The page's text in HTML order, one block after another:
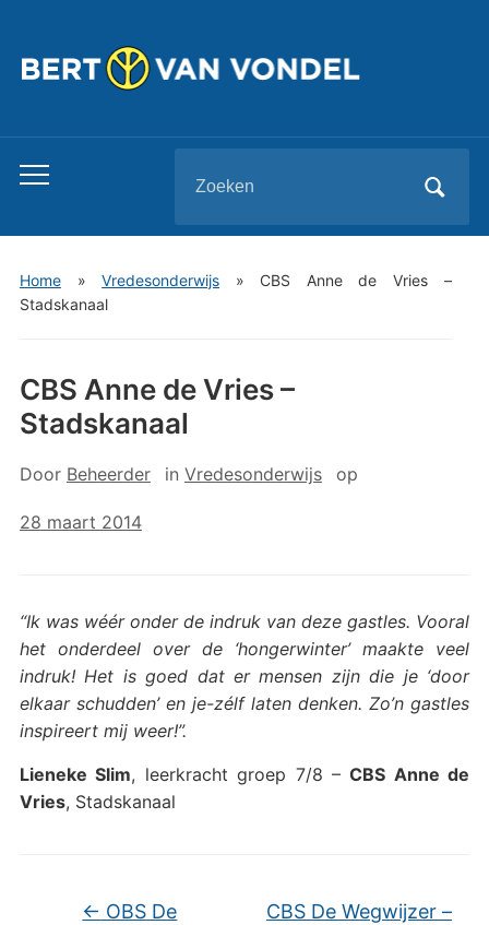
Toggle
menu
naar:
Home»Vredesonderwijs » CBS Anne de Vries –
Stadskanaal
CBS Anne de Vries –
Stadskanaal
Door Beheerder in Vredesonderwijs op
28 maart 2014
“Ik was wéér onder de indruk van deze gastles. Vooral
het onderdeel over de ‘hongerwinter’ maakte veel
indruk! Het is goed dat er mensen zijn die je ‘door
elkaar schudden’ en je-zélf laten denken. Zo’n gastles
inspireert mij weer!”.
Lieneke Slim, leerkracht groep 7/8 –CBS Anne de
Vries, Stadskanaal
← OBS De
CBS De Wegwijzer –